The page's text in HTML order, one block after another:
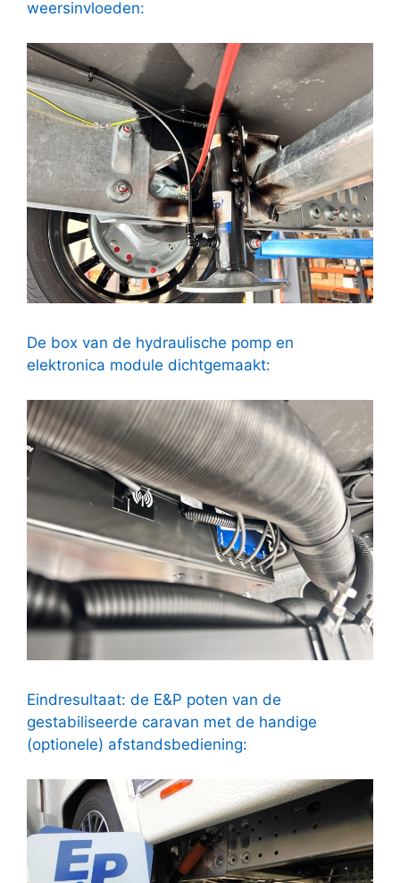
weersinvloeden:
De box van de hydraulische pomp en
elektronica module dichtgemaakt:
Eindresultaat: de E&P poten van de
gestabiliseerde caravan met de handige
(optionele) afstandsbediening: